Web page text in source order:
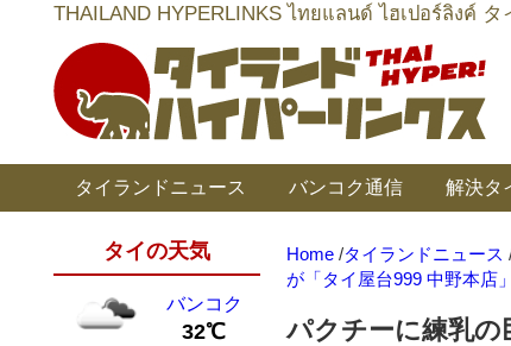
THAILAND HYPERLINKS ไทยแลนด์ ไฮเปอร์ลิงค์
タイランドニュース バンコク通信 解決タ
タイの天気
バンコク
32℃
Home /タイランドニュース
が「タイ屋台999 中野本店
パクチーに練乳の